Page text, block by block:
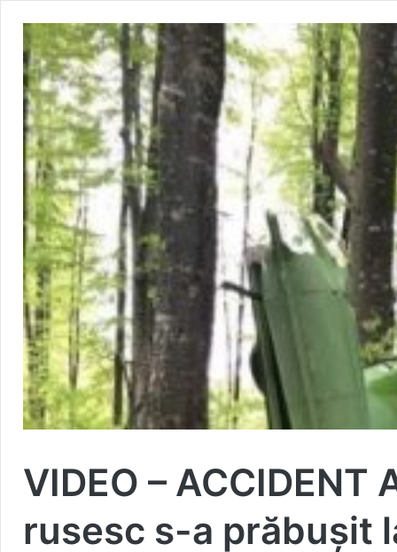
VIDEO –
rusesc s-a prăbuşit